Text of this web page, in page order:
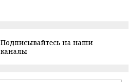
Подписывайтесь на наши
каналы